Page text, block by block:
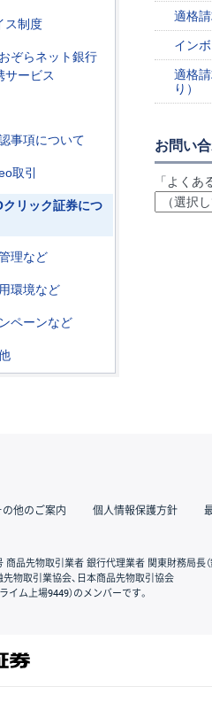
ス制度
ぞらネット銀行
サービス
事項について
取引
クリック証券につ
理など
環境など
ペーンなど
適格
イン
適格
り）
お問い
「よく
の他のご案内 個人情報保護方針
商品先物取引業者 銀行代理業者 関東財務局長
物取引業協会、日本商品先物取引協会
ム上場9449）のメンバーです。